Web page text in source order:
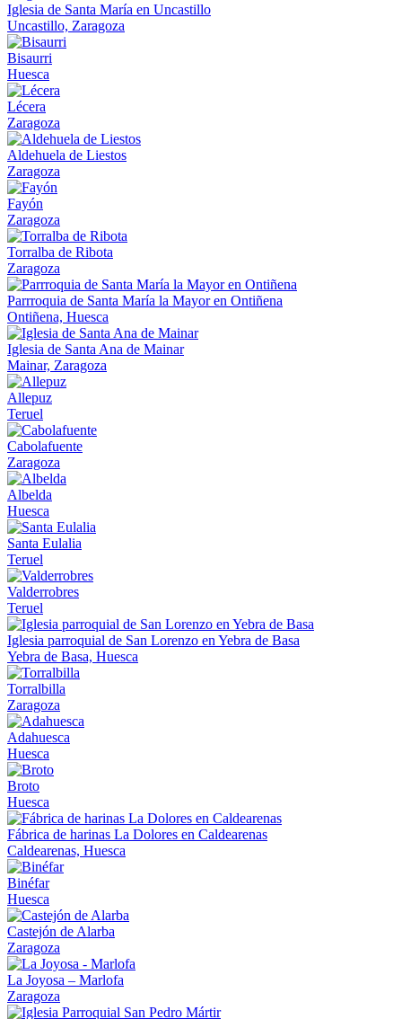
Iglesia de Santa María en Uncastillo
Uncastillo, Zaragoza
Bisaurri
Huesca
Lécera
Zaragoza
Aldehuela de Liestos
Zaragoza
Fayón
Zaragoza
Torralba de Ribota
Zaragoza
Parrroquia de Santa María la Mayor en Ontiñena
Ontiñena, Huesca
Iglesia de Santa Ana de Mainar
Mainar, Zaragoza
Allepuz
Teruel
Cabolafuente
Zaragoza
Albelda
Huesca
Santa Eulalia
Teruel
Valderrobres
Teruel
Iglesia parroquial de San Lorenzo en Yebra de Basa
Yebra de Basa, Huesca
Torralbilla
Zaragoza
Adahuesca
Huesca
Broto
Huesca
Fábrica de harinas La Dolores en Caldearenas
Caldearenas, Huesca
Binéfar
Huesca
Castejón de Alarba
Zaragoza
La Joyosa – Marlofa
Zaragoza